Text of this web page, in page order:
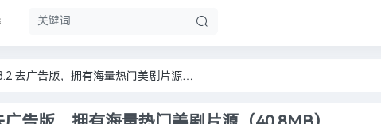
【安卓软件】美剧侠 v2.3.2 去广告版，拥有海量热门美剧片源（40.8MB）